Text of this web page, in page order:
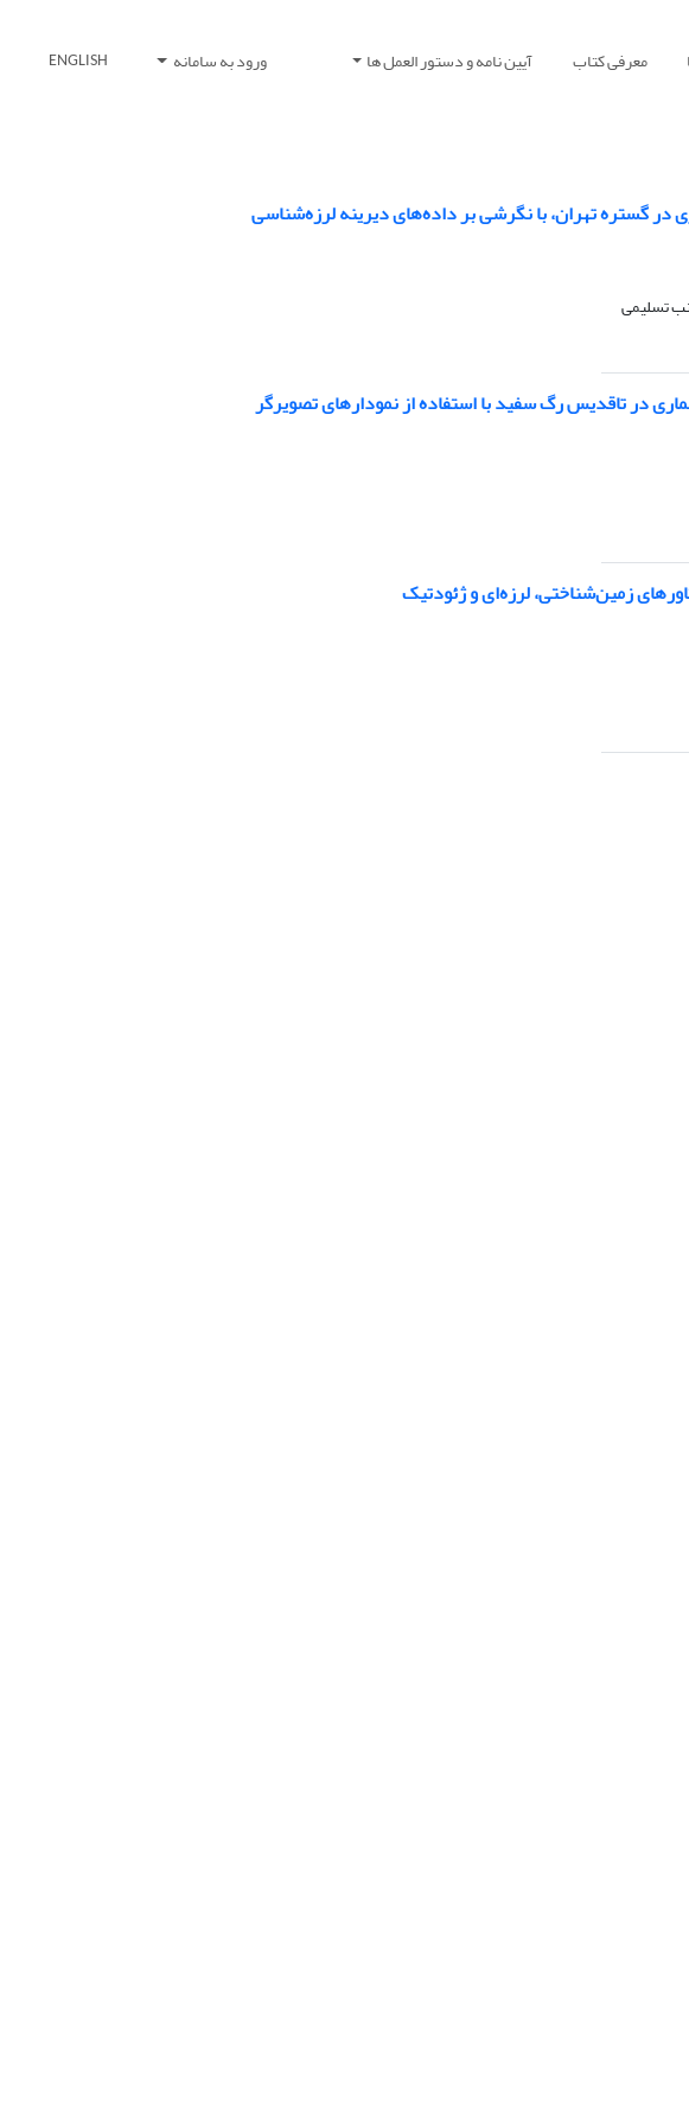
معرفی کتاب آیین نامه و دستور العمل ها ورود به سامانه ENGLISH
گستره تهران، با نگرشی بر داده‌های دیرینه لرزه‌شناسی
تسلیمی
تاقدیس رگ سفید با استفاده از نمودار‌های تصویرگر
زمین‌شناختی، لرزه‌ای و ژئودتیک